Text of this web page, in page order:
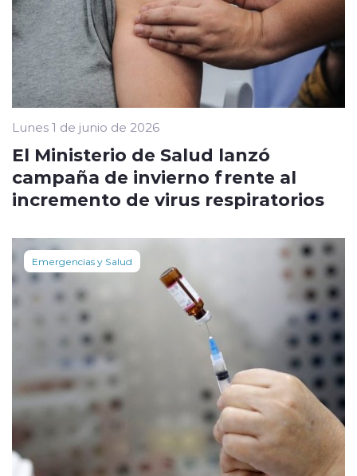
Lunes 1 de junio de 2026
El Ministerio de Salud lanzó
campaña de invierno frente al
incremento de virus respiratorios
Emergencias y Salud